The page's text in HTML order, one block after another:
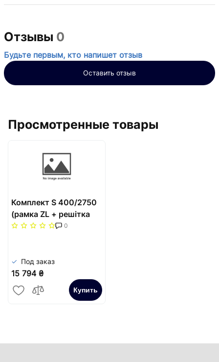
Отзывы 0
Будьте первым, кто напишет отзыв
Оставить отзыв
Просмотренные товары
Комплект S 400/2750
(рамка ZL + решітка
НТ) Carrera Сатин
0
Под заказ
15 794 ₴
Купить